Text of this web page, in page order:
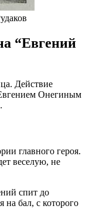
“Евгений
Действие
Евгением Онегиным
главного героя.
веселую, не
спит до
на бал, с которого